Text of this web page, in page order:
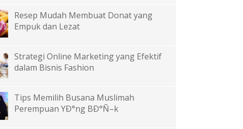
Resep Mudah Membuat Donat yang
Empuk dan Lezat
Strategi Online Marketing yang Efektif
dalam Bisnis Fashion
Tips Memilih Busana Muslimah
Perempuan YÐ°ng BÐ°Ñ–k